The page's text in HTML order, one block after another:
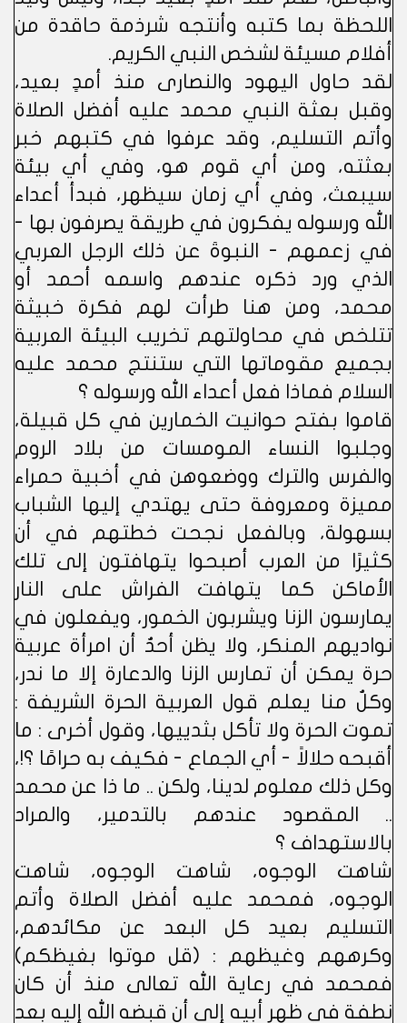
اللحظة بما كتبه وأنتجه شرذمة حاقدة من
أفلام مسيئة لشخص النبي الكريم.
لقد حاول اليهود والنصارى منذ أمدٍ بعيد،
وقبل بعثة النبي محمد عليه أفضل الصلاة
وأتم التسليم، وقد عرفوا في كتبهم خبر
بعثته، ومن أي قوم هو، وفي أي بيئة
سيبعث، وفي أي زمان سيظهر، فبدأ أعداء
الله ورسوله يفكرون في طريقة يصرفون بها -
في زعمهم - النبوةَ عن ذلك الرجل العربي
الذي ورد ذكره عندهم واسمه أحمد أو
محمد، ومن هنا طرأت لهم فكرة خبيثة
تتلخص في محاولتهم تخريب البيئة العربية
بجميع مقوماتها التي ستنتج محمد عليه
السلام فماذا فعل أعداء الله ورسوله ؟
قاموا بفتح حوانيت الخمارين في كل قبيلة،
وجلبوا النساء المومسات من بلاد الروم
والفرس والترك ووضعوهن في أخبية حمراء
مميزة ومعروفة حتى يهتدي إليها الشباب
بسهولة، وبالفعل نجحت خطتهم في أن
كثيرًا من العرب أصبحوا يتهافتون إلى تلك
الأماكن كما يتهافت الفراش على النار
يمارسون الزنا ويشربون الخمور، ويفعلون في
نواديهم المنكر، ولا يظن أحدٌ أن امرأة عربية
حرة يمكن أن تمارس الزنا والدعارة إلا ما ندر،
وكلٌ منا يعلم قول العربية الحرة الشريفة :
تموت الحرة ولا تأكل بثدييها، وقول أخرى : ما
أقبحه حلالاً - أي الجماع - فكيف به حرامًا ؟!،
وكل ذلك معلوم لدينا، ولكن .. ما ذا عن محمد
.. المقصود عندهم بالتدمير، والمراد
بالاستهداف ؟
شاهت الوجوه، شاهت الوجوه، شاهت
الوجوه، فمحمد عليه أفضل الصلاة وأتم
التسليم بعيد كل البعد عن مكائدهم،
وكرههم وغيظهم : (قل موتوا بغيظكم)
فمحمد في رعاية الله تعالى منذ أن كان
نطفة في ظهر أبيه إلى أن قبضه الله إليه بعد